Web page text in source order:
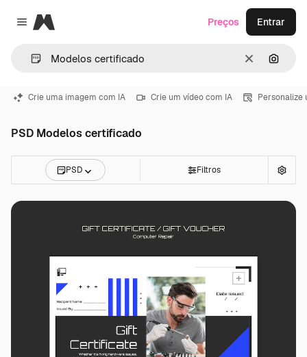
Close menu
Magnific
Limpar
Preços Entrar
Crie uma imagem com IA Crie um vídeo com IA Personalize
PSD Modelos certificado
PSD Filtros